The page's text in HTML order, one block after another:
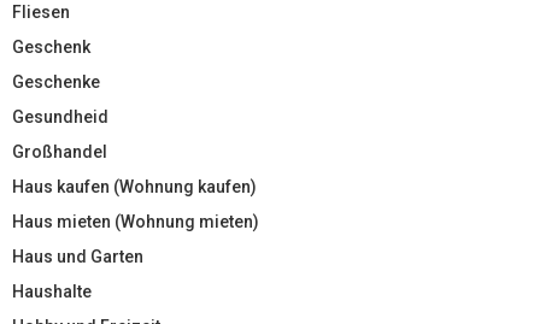
Fliesen
Geschenk
Geschenke
Gesundheid
Großhandel
Haus kaufen (Wohnung kaufen)
Haus mieten (Wohnung mieten)
Haus und Garten
Haushalte